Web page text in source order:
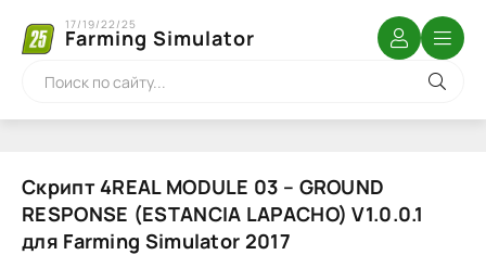
Farming Simulator
17/19/22/25
Скрипт 4REAL MODULE 03 – GROUND
RESPONSE (ESTANCIA LAPACHO) V1.0.0.1
для Farming Simulator 2017